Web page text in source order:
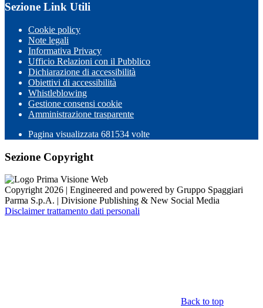
Sezione Link Utili
Cookie policy
Note legali
Informativa Privacy
Ufficio Relazioni con il Pubblico
Dichiarazione di accessibilità
Obiettivi di accessibilità
Whistleblowing
Gestione consensi cookie
Amministrazione trasparente
Pagina visualizzata 681534 volte
Sezione Copyright
Copyright 2026 | Engineered and powered by Gruppo Spaggiari
Parma S.p.A. | Divisione Publishing & New Social Media
Disclaimer trattamento dati personali
Back to top